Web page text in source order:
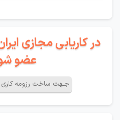
در کاریابی مجازی
عضو
جـهت ساخت رزومه کاری